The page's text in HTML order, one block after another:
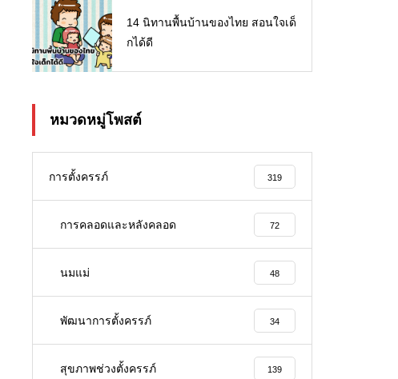
14 นิทานพื้นบ้านของไทย สอนใจเด็
กได้ดี
หมวดหมู่โพสต์
การตั้งครรภ์ 319
การคลอดและหลังคลอด 72
นมแม่ 48
พัฒนาการตั้งครรภ์ 34
สุขภาพช่วงตั้งครรภ์ 139